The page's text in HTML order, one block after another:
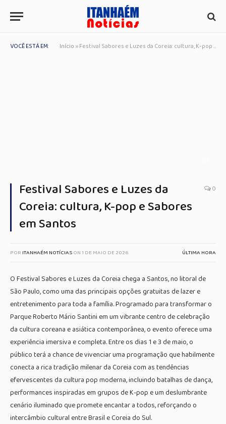
VOCÊ ESTÁ EM: Início »Festival Sabores e Luzes da Coreia: cultura, K-pop e Sabores em Santos
Festival Sabores e Luzes da
Coreia: cultura, K-pop e Sabores
em Santos
0
POR ITANHAÉM NOTÍCIASON1 DE MAIO DE 2026 ÚLTIMA HORA
O Festival Sabores e Luzes da Coreia chega a Santos, no litoral de
São Paulo, como uma das principais opções gratuitas de lazer e
entretenimento para toda a família. Programado para transformar o
Parque Roberto Mário Santini em um vibrante centro de celebração
da cultura coreana e asiática contemporânea, o evento oferece uma
experiência imersiva e completa. Entre os dias 1 e 3 de maio, o
público terá a chance de vivenciar uma programação que habilmente
conecta a rica tradição milenar da Coreia com as tendências
efervescentes da cultura pop moderna, incluindo batalhas de dança,
performances inspiradas em grupos de K-pop e um deslumbrante
cenário iluminado que promete encantar a todos, reforçando o
intercâmbio cultural entre Brasil e Coreia do Sul.